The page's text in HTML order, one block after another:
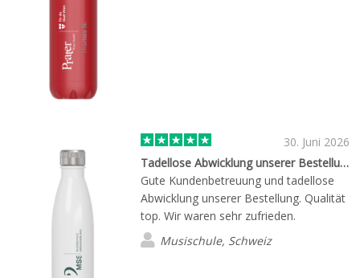
30. Juni 2026
Tadellose Abwicklung unserer Bestellung
Gute Kundenbetreuung und tadellose
Abwicklung unserer Bestellung. Qualität
top. Wir waren sehr zufrieden.
Musischule, Schweiz